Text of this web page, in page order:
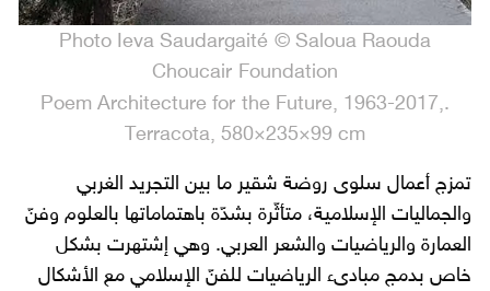
Photo Ieva Saudargaité © Saloua Raouda
Choucair Foundation
.Poem Architecture for the Future, 1963-2017,
Terracota, 580×235×99 cm
تمزج أعمال سلوى روضة شقير ما بين التجريد الغربي
والجماليات الإسلامية، متأثّرة بشدّة باهتماماتها بالعلوم وفنّ
العمارة والرياضيات والشعر العربي. وهي إشتهرت بشكل
خاص بدمج مبادىء الرياضيات للفنّ الإسلامي مع الأشكال